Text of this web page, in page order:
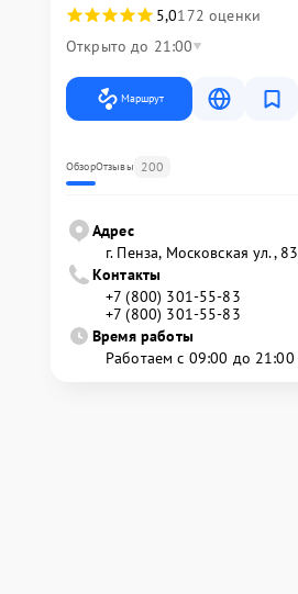
5,0172 оценки
Открыто до 21:00
Маршрут
ОбзорОтзывы 200
Адрес
г. Пенза, Московская ул., 83
Контакты
+7 (800) 301-55-83
+7 (800) 301-55-83
Время работы
Работаем с 09:00 до 21:00